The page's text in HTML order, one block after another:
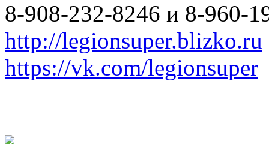
8-908-232-8246 и 8-960-
http://legionsuper.blizko.ru
https://vk.com/legionsuper